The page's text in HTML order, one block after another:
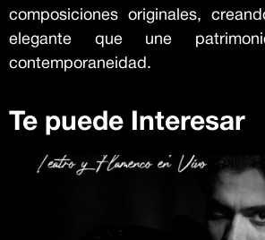
composiciones originales,
elegante que une
contemporaneidad.
Te puede Interesar